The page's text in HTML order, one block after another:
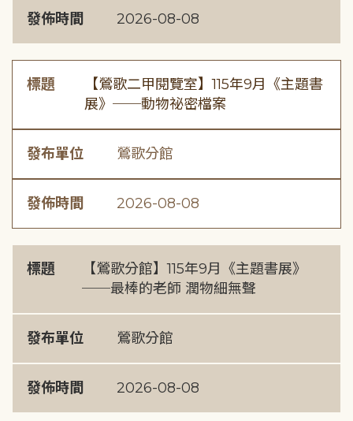
發佈時間 2026-08-08
標題
【鶯歌二甲閱覽室】115年9月《主題書
展》──動物祕密檔案
發布單位 鶯歌分館
發佈時間 2026-08-08
標題
【鶯歌分館】115年9月《主題書展》
──最棒的老師 潤物細無聲
發布單位 鶯歌分館
發佈時間 2026-08-08